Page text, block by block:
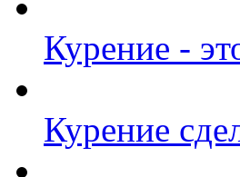
Курение -
Курение